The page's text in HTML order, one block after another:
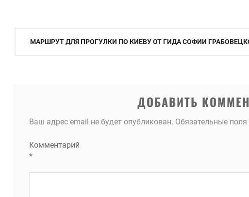
Навигация
МАРШРУТ ДЛЯ ПРОГУЛКИ ПО КИЕВУ ОТ ГИДА СОФИИ
ДОБАВИТЬ
Ваш адрес email не будет опубликован. Обязательные
Комментарий
*